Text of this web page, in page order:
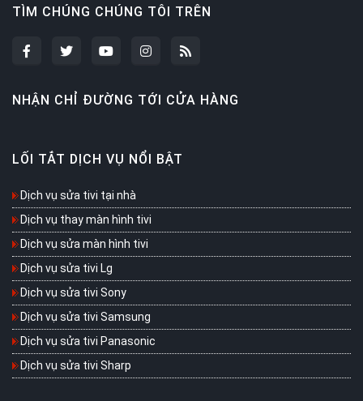
TÌM CHÚNG CHÚNG TÔI TRÊN
NHẬN CHỈ ĐƯỜNG TỚI CỬA HÀNG
LỐI TẮT DỊCH VỤ NỔI BẬT
Dịch vụ sửa tivi tại nhà
Dịch vụ thay màn hình tivi
Dịch vụ sửa màn hình tivi
Dịch vụ sửa tivi Lg
Dịch vụ sửa tivi Sony
Dịch vụ sửa tivi Samsung
Dịch vụ sửa tivi Panasonic
Dịch vụ sửa tivi Sharp